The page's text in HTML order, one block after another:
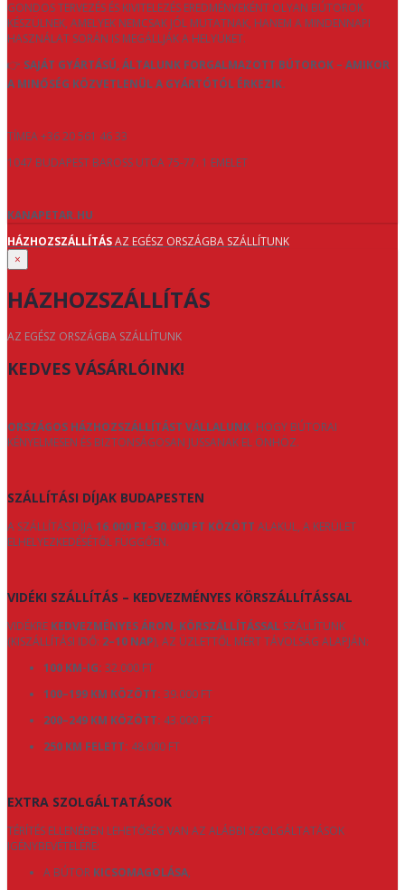
GONDOS TERVEZÉS ÉS KIVITELEZÉS EREDMÉNYEKÉNT OLYAN BÚTOROK
KÉSZÜLNEK, AMELYEK NEMCSAK JÓL MUTATNAK, HANEM A MINDENNAPI
HASZNÁLAT SORÁN IS MEGÁLLJÁK A HELYÜKET.
👉 SAJÁT GYÁRTÁSÚ, ÁLTALUNK FORGALMAZOTT BÚTOROK – AMIKOR
A MINŐSÉG KÖZVETLENÜL A GYÁRTÓTÓL ÉRKEZIK.
TÍMEA +36 20 561 46 33
1047 BUDAPEST BAROSS UTCA 75-77. 1 EMELET
KANAPETAR.HU
HÁZHOZSZÁLLÍTÁSAZ EGÉSZ ORSZÁGBA SZÁLLÍTUNK
×
HÁZHOZSZÁLLÍTÁS
AZ EGÉSZ ORSZÁGBA SZÁLLÍTUNK
KEDVES VÁSÁRLÓINK!
ORSZÁGOS HÁZHOZSZÁLLÍTÁST VÁLLALUNK, HOGY BÚTORAI
KÉNYELMESEN ÉS BIZTONSÁGOSAN JUSSANAK EL ÖNHÖZ.
SZÁLLÍTÁSI DÍJAK BUDAPESTEN
A SZÁLLÍTÁS DÍJA16.000 FT–30.000 FT KÖZÖTT ALAKUL, A KERÜLET
ELHELYEZKEDÉSÉTŐL FÜGGŐEN.
VIDÉKI SZÁLLÍTÁS – KEDVEZMÉNYES KÖRSZÁLLÍTÁSSAL
VIDÉKRE KEDVEZMÉNYES ÁRON, KÖRSZÁLLÍTÁSSAL SZÁLLÍTUNK
(KISZÁLLÍTÁSI IDŐ: 2–10 NAP), AZ ÜZLETTŐL MÉRT TÁVOLSÁG ALAPJÁN:
100 KM-IG: 32.000 FT
100–199 KM KÖZÖTT: 39.000 FT
200–249 KM KÖZÖTT: 43.000 FT
250 KM FELETT: 48.000 FT
EXTRA SZOLGÁLTATÁSOK
TÉRÍTÉS ELLENÉBEN LEHETŐSÉG VAN AZ ALÁBBI SZOLGÁLTATÁSOK
IGÉNYBEVÉTELÉRE:
A BÚTOR KICSOMAGOLÁSA,